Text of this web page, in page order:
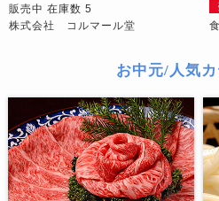
販売中 在庫数 5
株式会社 コルマール堂
お中元/人気